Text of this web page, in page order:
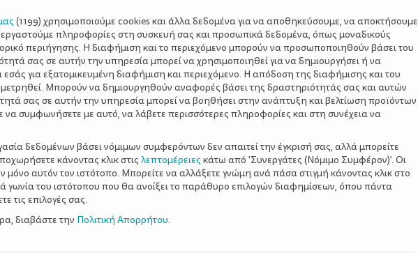
σε διάφορα πολύχρωμα χαρτόνια.
πον πον ή βαμβάκι για ουρά.
έτοιμο.
(1199) χρησιμοποιούμε cookies και άλλα δεδομένα για να αποθηκεύσουμε, να αποκτήσουμε
πληροφορίες στη συσκευή σας και προσωπικά δεδομένα, όπως μοναδικούς
περιήγησης. Η διαφήμιση και το περιεχόμενο μπορούν να προσωποποιηθούν βάσει του
σας σε αυτήν την υπηρεσία μπορεί να χρησιμοποιηθεί για να δημιουργήσει ή να
εσάς για εξατομικευμένη διαφήμιση και περιεχόμενο. Η απόδοση της διαφήμισης και του
Μπορούν να δημιουργηθούν αναφορές βάσει της δραστηριότητάς σας και αυτών
σας σε αυτήν την υπηρεσία μπορεί να βοηθήσει στην ανάπτυξη και βελτίωση προϊόντων
να συμφωνήσετε με αυτό, να λάβετε περισσότερες πληροφορίες και στη συνέχεια να
δεδομένων βάσει νόμιμων συμφερόντων δεν απαιτεί την έγκρισή σας, αλλά μπορείτε
κάνοντας κλικ στις λεπτομέρειες κάτω από 'Συνεργάτες (Νόμιμο Συμφέρον)'. Οι
μόνο αυτόν τον ιστότοπο. Μπορείτε να αλλάξετε γνώμη ανά πάσα στιγμή κάνοντας κλικ στο
γωνία του ιστότοπου που θα ανοίξει το παράθυρο επιλογών διαφημίσεων, όπου πάντα
τις επιλογές σας.
διαβάστε την Πολιτική Απορρήτου.